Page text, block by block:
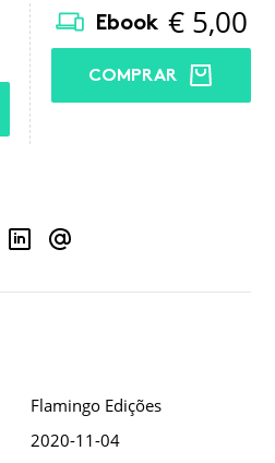
Ebook € 5,00
COMPRAR
LinkedInEmail
Flamingo Edições
2020-11-04